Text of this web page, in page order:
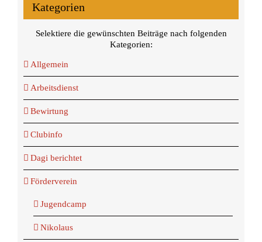
Kategorien
Selektiere die gewünschten Beiträge nach folgenden
Kategorien:
Allgemein
Arbeitsdienst
Bewirtung
Clubinfo
Dagi berichtet
Förderverein
Jugendcamp
Nikolaus